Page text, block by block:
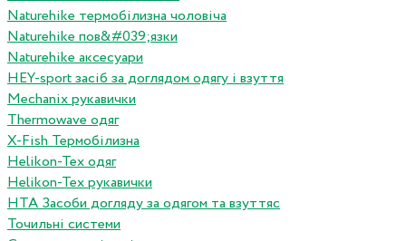
Naturehike термобілизна чоловіча
Naturehike пов&#039;язки
Naturehike аксесуари
HEY-sport засіб за доглядом одягу і взуття
Mechanix рукавички
Thermowave одяг
X-Fish Термобілизна
Helikon-Tex одяг
Helikon-Tex рукавички
HTA Засоби догляду за одягом та взуттяс
Точильні системи